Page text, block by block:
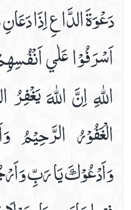
دَعْوَةَ الدَّاعِ اِذَا
اَسْرَفُوْا عَلٰي
اللّٰهِ اِنَّ اللّٰهَ
الْغَفُوْرُ الرَّحِيْمُ
وَاَدْعُوْكَ يَا رَبِّ